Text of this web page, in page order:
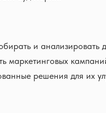
и анализировать
маркетинговых
решения для их